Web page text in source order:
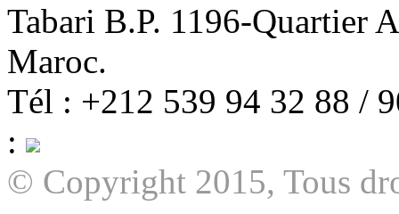
Tabari B.P. 1196-Quartier
Maroc.
Tél : +212 539 94 32 88 /
:
© Copyright 2015, Tous